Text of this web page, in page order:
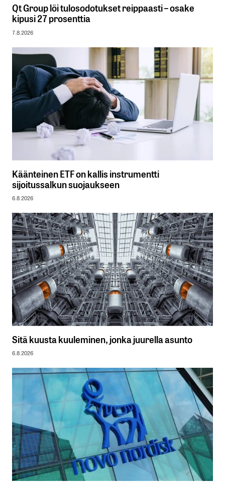
Qt Group löi tulosodotukset reippaasti – osake
kipusi 27 prosenttia
7.8.2026
Käänteinen ETF on kallis instrumentti
sijoitussalkun suojaukseen
6.8.2026
Sitä kuusta kuuleminen, jonka juurella asunto
6.8.2026